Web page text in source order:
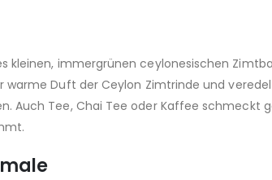
kleinen, immergrünen ceylonesischen
warme Duft der Ceylon Zimtrinde und
Auch Tee, Chai Tee oder Kaffee schmeckt